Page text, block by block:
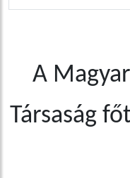
A
Társaság